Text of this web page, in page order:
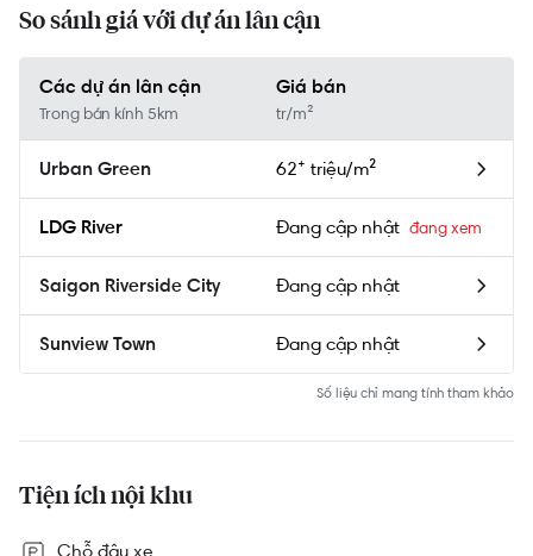
So sánh giá với dự án lân cận
Các dự án lân cận
Trong bán kính 5km
Giá bán
tr/m²
Urban Green 62⁺ triệu/m²
LDG River Đang cập nhật
Saigon Riverside City Đang cập nhật
Sunview Town Đang cập nhật
Số liệu chỉ mang tính tham khảo
Tiện ích nội khu
Chỗ đậu xe